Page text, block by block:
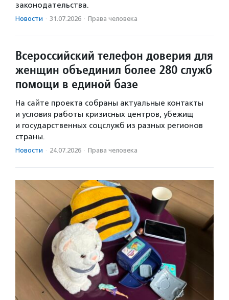
законодательства.
Новости · 31.07.2026 · Права человека
Всероссийский телефон доверия для
женщин объединил более 280 служб
помощи в единой базе
На сайте проекта собраны актуальные контакты
и условия работы кризисных центров, убежищ
и государственных соцслужб из разных регионов
страны.
Новости · 24.07.2026 · Права человека